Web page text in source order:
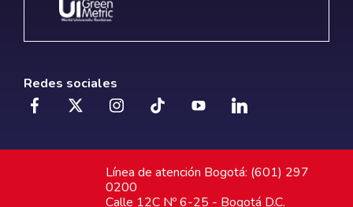
Redes sociales
Línea de atención Bogotá: (601) 297
0200
Calle 12C Nº 6-25 - Bogotá D.C.